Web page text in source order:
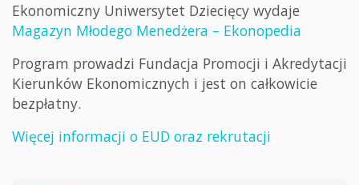
Ekonomiczny Uniwersytet Dziecięcy wydaje
Magazyn Młodego Menedżera – Ekonopedia
Program prowadzi Fundacja Promocji i Akredytacji
Kierunków Ekonomicznych i jest on całkowicie
bezpłatny.
Więcej informacji o EUD oraz rekrutacji